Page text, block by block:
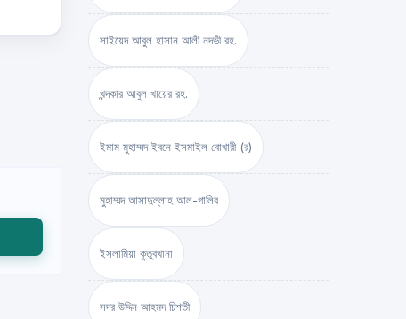
সাইয়েদ আবুল হাসান আলী নদভী রহ.
খন্দকার আবুল খায়ের রহ.
ইমাম মুহাম্মদ ইবনে ইসমাইল বোখারী (র)
মুহাম্মদ আসাদুল্লাহ আল-গালিব
ইসলামিয়া কুতুবখানা
সদর উদ্দিন আহমদ চিশতী